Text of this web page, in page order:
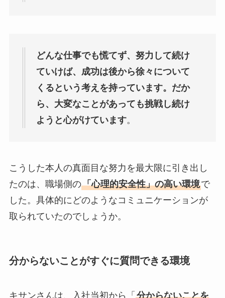
どんな仕事でも慌てず、努力して続け
ていけば、成功は後から徐々について
くるという考えを持っています。だか
ら、大変なことがあっても挑戦し続け
ようと心がけています。
こうした本人の真面目な努力を最大限に引き出し
たのは、職場側の「心理的安全性」の高い環境で
した。具体的にどのようなコミュニケーションが
取られていたのでしょうか。
分からないことがすぐに質問できる環境
キサンさんは、入社当初から「 分からないことを